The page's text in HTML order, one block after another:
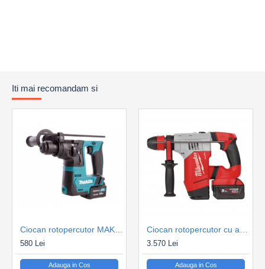
Iti mai recomandam si
580 Lei
Adauga in Cos
3.570 Lei
Adauga in Cos